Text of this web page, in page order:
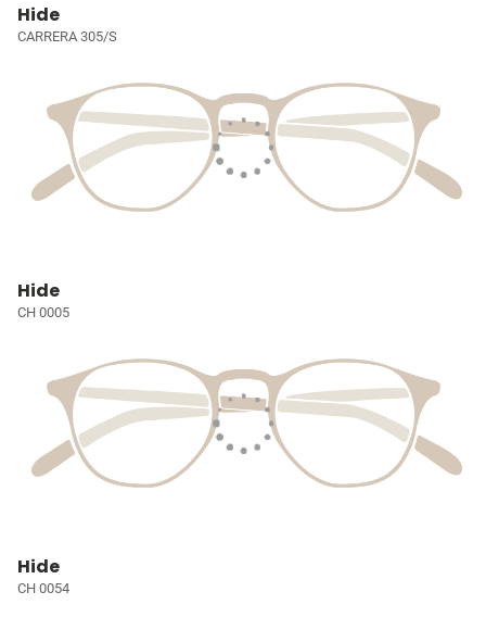
Hide
CARRERA 305/S
Hide
CH 0005
Hide
CH 0054